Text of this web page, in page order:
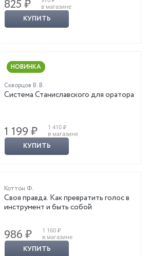
825 ₽
в магазине
КУПИТЬ
НОВИНКА
Скворцов В. В.
Система Станиславского для оратора
1 199 ₽
1 410 ₽
в магазине
КУПИТЬ
Коттон Ф.
Своя правда. Как превратить голос в
инструмент и быть собой
986 ₽
1 160 ₽
в магазине
КУПИТЬ